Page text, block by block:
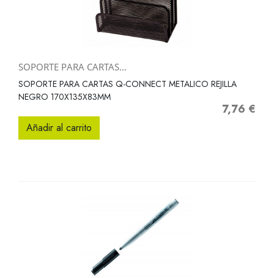
SOPORTE PARA CARTAS...
SOPORTE PARA CARTAS Q-CONNECT METALICO REJILLA
NEGRO 170X135X83MM
Precio
7,76 €
Añadir al carrito